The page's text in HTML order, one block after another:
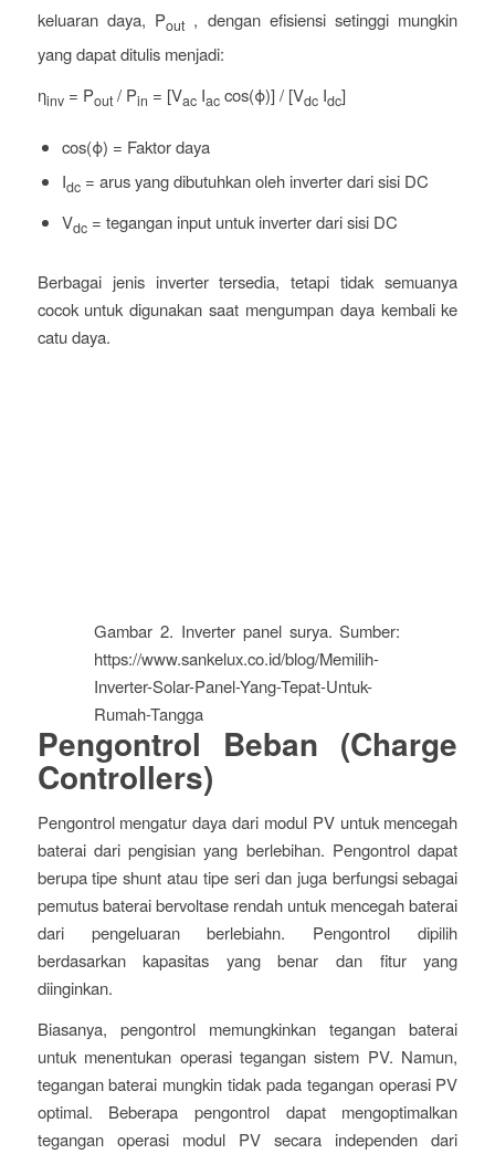
keluaran daya, Pout, dengan efisiensi setinggi mungkin
yang dapat ditulis menjadi:
ηinv= Pout/ Pin = [VacIaccos(ϕ)] / [VdcIdc]
cos(ϕ) = Faktor daya
Idc= arus yang dibutuhkan oleh inverter dari sisi DC
Vdc= tegangan input untuk inverter dari sisi DC
Berbagai jenis inverter tersedia, tetapi tidak semuanya
cocok untuk digunakan saat mengumpan daya kembali ke
catu daya.
Gambar 2. Inverter panel surya. Sumber:
https://www.sankelux.co.id/blog/Memilih-
Inverter-Solar-Panel-Yang-Tepat-Untuk-
Rumah-Tangga
Pengontrol Beban (Charge
Controllers)
Pengontrol mengatur daya dari modul PV untuk mencegah
baterai dari pengisian yang berlebihan. Pengontrol dapat
berupa tipe shunt atau tipe seri dan juga berfungsi sebagai
pemutus baterai bervoltase rendah untuk mencegah baterai
dari pengeluaran berlebiahn. Pengontrol dipilih
berdasarkan kapasitas yang benar dan fitur yang
diinginkan.
Biasanya, pengontrol memungkinkan tegangan baterai
untuk menentukan operasi tegangan sistem PV. Namun,
tegangan baterai mungkin tidak pada tegangan operasi PV
optimal. Beberapa pengontrol dapat mengoptimalkan
tegangan operasi modul PV secara independen dari